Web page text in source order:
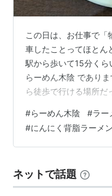
この日は、お仕事で
車したことってほとん
駅から歩いて15分く
らーめん木陰 であり
ら徒歩で行ける場所だ
も書きましたが、こち
間で話題になっていた
であり、また麺の常識
めん」の流れを汲むお
のお…
#らーめん木陰 #ラー
#にんにく背脂ラーメン
ネットで話題